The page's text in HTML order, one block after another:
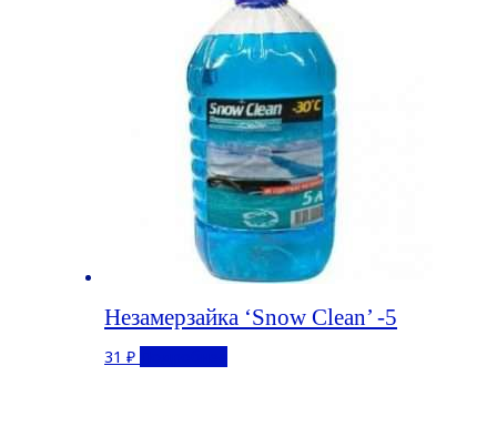
Незамерзайка ‘Snow Clean’ -5
31 ₽